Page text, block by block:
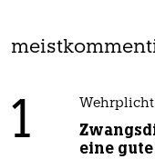
1
eine